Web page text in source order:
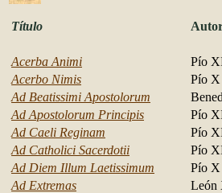
Título
Acerba Animi Pío
Acerbo Nimis
Pío X
Ad Beatissimi Apostolorum
Ad Apostolorum Principis
Pío
Ad Caeli Reginam
Pío
Ad Catholici Sacerdotii
Pío
Ad Diem Illum Laetissimum
Pío X
Ad Extremas
León